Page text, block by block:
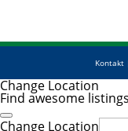
Kontakt
Change Location
Find awesome
Change Location